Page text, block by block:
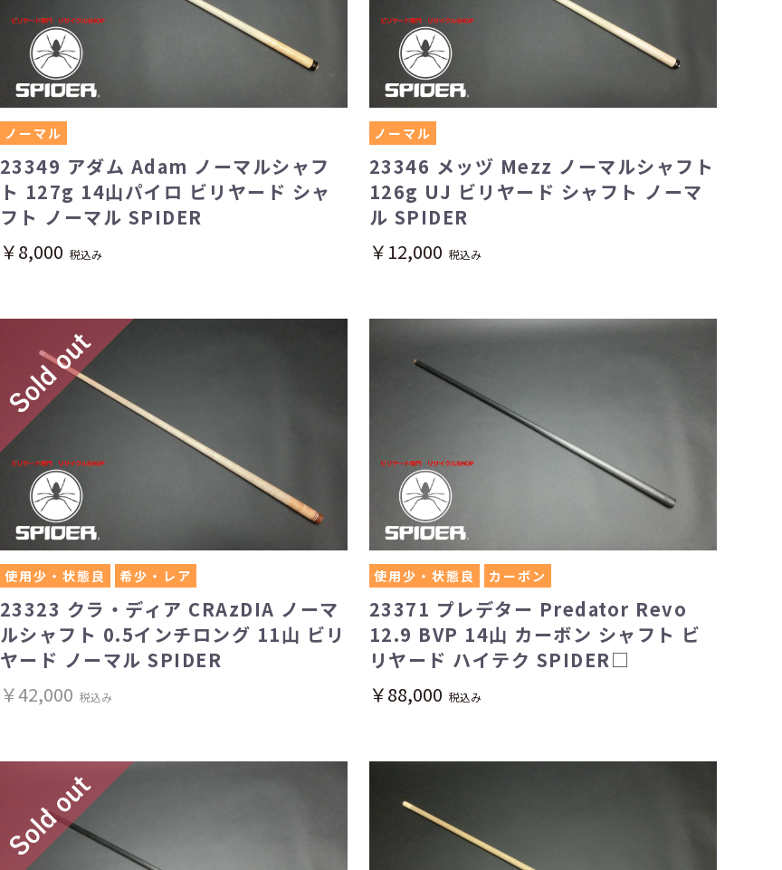
ノーマル
23349 アダム Adam ノーマルシャフ
ト 127g 14山パイロ ビリヤード シャ
フト ノーマル SPIDER
￥8,000 税込み
ノーマル
23346 メッヅ Mezz ノーマルシャフト
126g UJ ビリヤード シャフト ノーマ
ル SPIDER
￥12,000 税込み
使用少・状態良 希少・レア
23323 クラ・ディア CRAzDIA ノーマ
ルシャフト 0.5インチロング 11山 ビリ
ヤード ノーマル SPIDER
￥42,000 税込み
使用少・状態良 カーボン
23371 プレデター Predator Revo
12.9 BVP 14山 カーボン シャフト ビ
リヤード ハイテク SPIDER□
￥88,000 税込み